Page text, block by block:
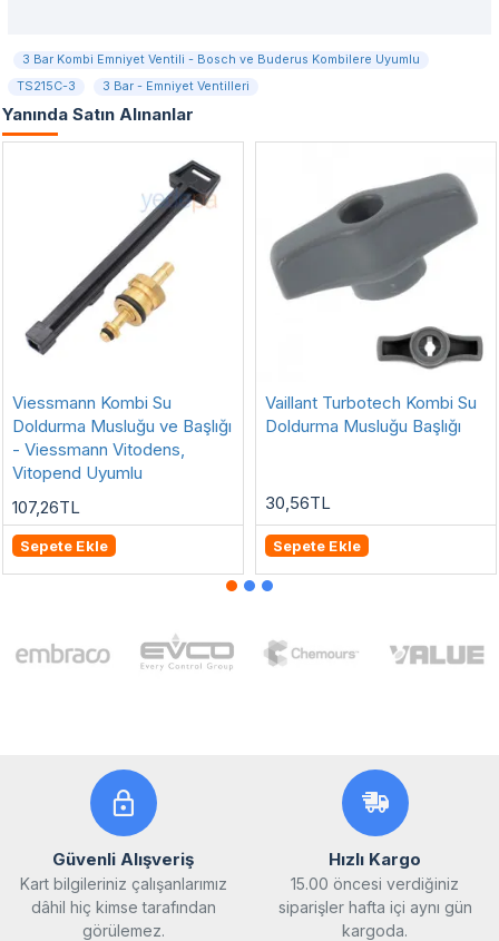
3 Bar Kombi Emniyet Ventili - Bosch ve Buderus Kombilere Uyumlu
TS215C-3
3 Bar - Emniyet Ventilleri
Yanında Satın Alınanlar
Viessmann Kombi Su
Doldurma Musluğu ve Başlığı
- Viessmann Vitodens,
Vitopend Uyumlu
107,26TL
Sepete Ekle
Vaillant Turbotech Kombi Su
Doldurma Musluğu Başlığı
30,56TL
Sepete Ekle
Güvenli Alışveriş
Kart bilgileriniz çalışanlarımız
dâhil hiç kimse tarafından
görülemez.
Hızlı Kargo
15.00 öncesi verdiğiniz
siparişler hafta içi aynı gün
kargoda.